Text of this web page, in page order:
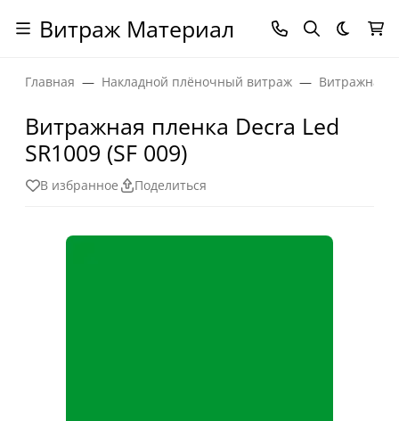
Витраж Материал Темная
Главная Накладной плёночный витраж Витражная
Витражная пленка Decra Led
SR1009 (SF 009)
В избранное Поделиться